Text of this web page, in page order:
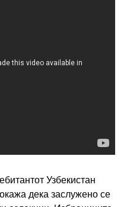
Узбекистан
дека заслужено се